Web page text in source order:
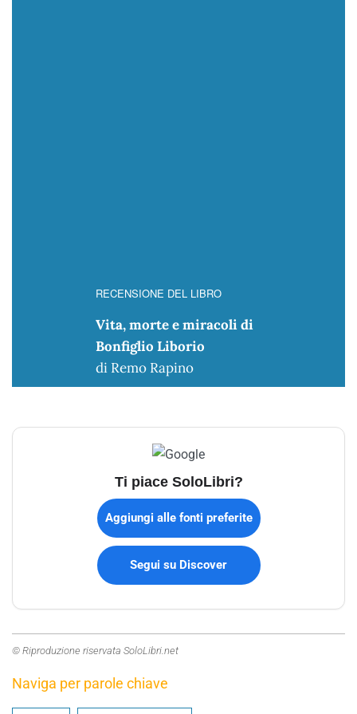
RECENSIONE DEL LIBRO
Vita, morte e miracoli di
Bonfiglio Liborio
di Remo Rapino
Ti piace SoloLibri?
Aggiungi alle fonti preferite
Segui su Discover
© Riproduzione riservata SoloLibri.net
Naviga per parole chiave